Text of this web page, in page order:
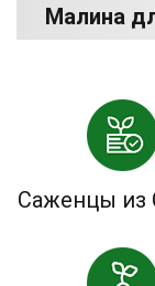
Малина
Саженцы из